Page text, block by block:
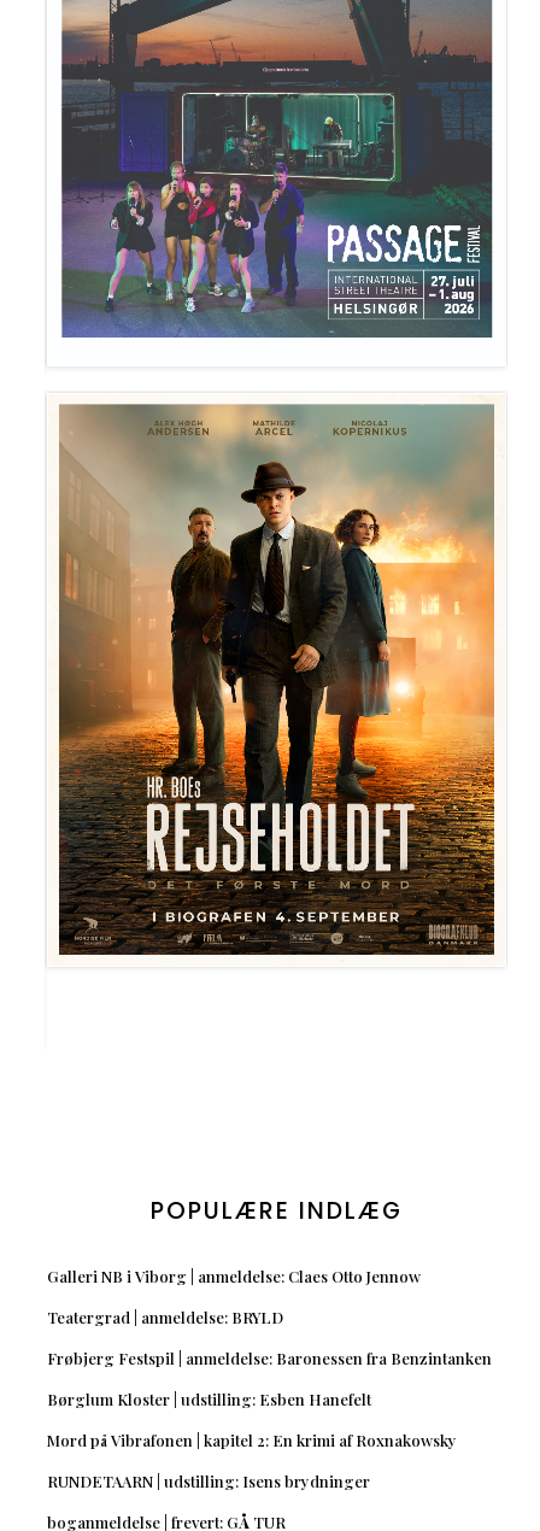
POPULÆRE INDLÆG
Galleri NB i Viborg | anmeldelse: Claes Otto Jennow
Teatergrad | anmeldelse: BRYLD
Frøbjerg Festspil | anmeldelse: Baronessen fra Benzintanken
Børglum Kloster | udstilling: Esben Hanefelt
Mord på Vibrafonen | kapitel 2: En krimi af Roxnakowsky
RUNDETAARN | udstilling: Isens brydninger
boganmeldelse | frevert: GÅ TUR